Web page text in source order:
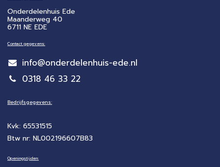
Onderdelenhuis Ede
Maanderweg 40
6711 NE EDE
Contact gegevens:
info@onderdelenhuis-ede.nl
0318 46 33 22
Bedrijfsgegevens:
Kvk: 65531515
Btw nr: NL002196607B83
Openingstijden: